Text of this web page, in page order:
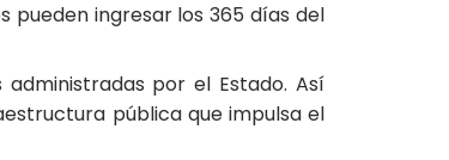
pueden ingresar los 365 días del
por el Estado. Así
pública que impulsa el